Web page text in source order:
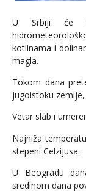
U Srbiji će
kotlinama i
magla.
Tokom dana
jugoistoku
Vetar slab i
Najniža
stepeni Celzijusa.
U Beogradu
sredinom dana